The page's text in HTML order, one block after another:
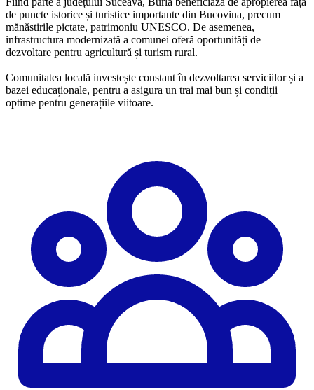
de puncte istorice și turistice importante din Bucovina, precum
mănăstirile pictate, patrimoniu UNESCO. De asemenea,
infrastructura modernizată a comunei oferă oportunități de
dezvoltare pentru agricultură și turism rural.
Comunitatea locală investește constant în dezvoltarea serviciilor și a
bazei educaționale, pentru a asigura un trai mai bun și condiții
optime pentru generațiile viitoare.